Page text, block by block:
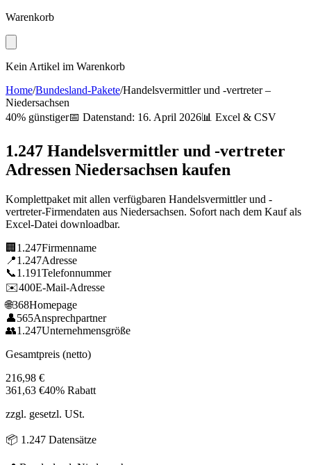
Warenkorb
Kein Artikel im Warenkorb
Home/Bundesland-Pakete/Handelsvermittler und -vertreter–
Niedersachsen
40% günstiger📅 Datenstand: 16. April 2026📊 Excel & CSV
1.247 Handelsvermittler und -vertreter
Adressen Niedersachsen kaufen
Komplettpaket mit allen verfügbaren Handelsvermittler und -
vertreter-Firmendaten aus Niedersachsen. Sofort nach dem Kauf als
Excel-Datei downloadbar.
🏢 1.247Firmenname
📍1.247Adresse
📞1.191Telefonnummer
✉️400E-Mail-Adresse
🌐368Homepage
👤565Ansprechpartner
👥1.247Unternehmensgröße
Gesamtpreis (netto)
216,98 €
361,63 €40% Rabatt
zzgl. gesetzl. USt.
📦 1.247 Datensätze